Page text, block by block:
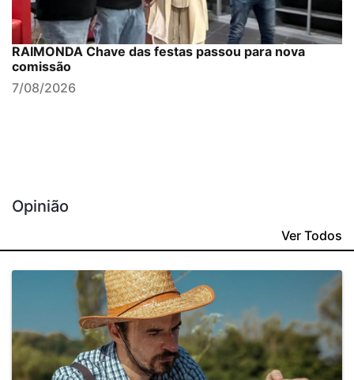
RAIMONDA Chave das festas passou para nova
comissão
7/08/2026
Opinião
Ver Todos